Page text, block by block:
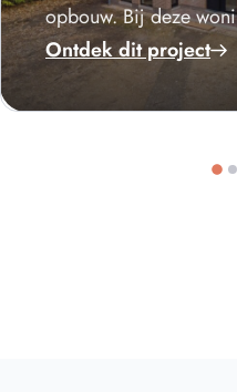
opbouw. Bij deze
dat niet alleen aan het
de keuzes die…
Ontdek dit project